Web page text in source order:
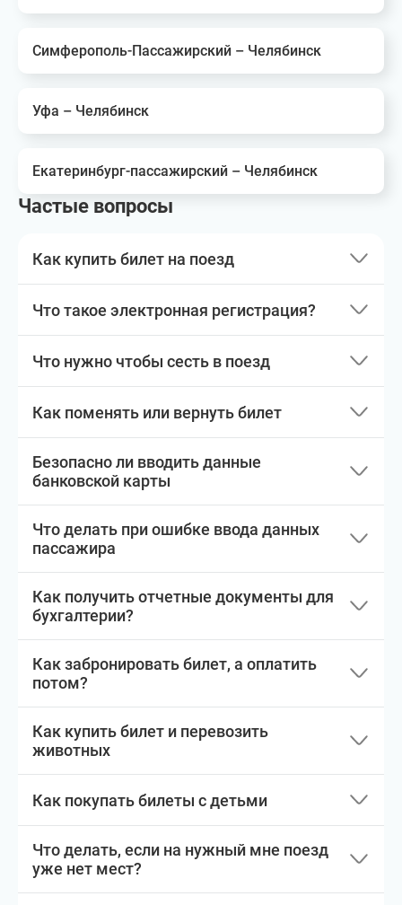
Симферополь-Пассажирский – Челябинск
Уфа – Челябинск
Екатеринбург-пассажирский – Челябинск
Частые вопросы
Как купить билет на поезд
Что такое электронная регистрация?
Что нужно чтобы сесть в поезд
Как поменять или вернуть билет
Безопасно ли вводить данные
банковской карты
Что делать при ошибке ввода данных
пассажира
Как получить отчетные документы для
бухгалтерии?
Как забронировать билет, а оплатить
потом?
Как купить билет и перевозить
животных
Как покупать билеты с детьми
Что делать, если на нужный мне поезд
уже нет мест?